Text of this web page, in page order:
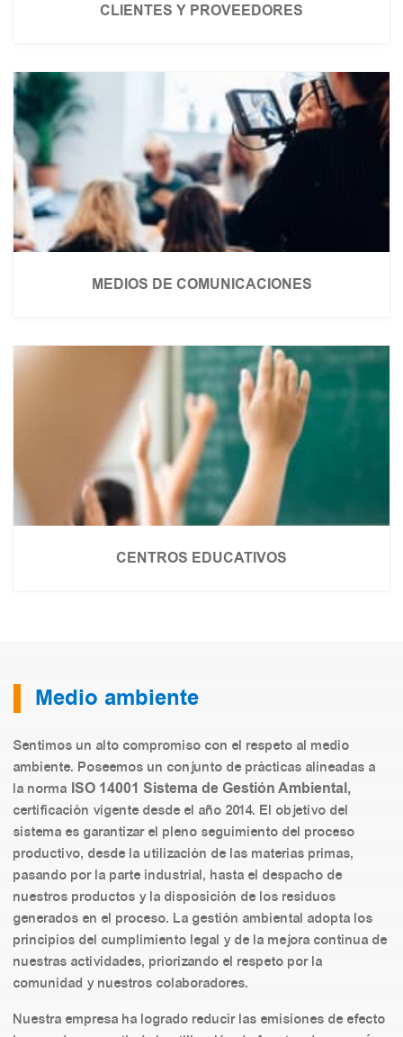
CLIENTES Y PROVEEDORES
MEDIOS DE COMUNICACIONES
CENTROS EDUCATIVOS
Medio ambiente
Sentimos un alto compromiso con el respeto al medio
ambiente. Poseemos un conjunto de prácticas alineadas a
la norma ISO 14001 Sistema de Gestión Ambiental,
certificación vigente desde el año 2014. El objetivo del
sistema es garantizar el pleno seguimiento del proceso
productivo, desde la utilización de las materias primas,
pasando por la parte industrial, hasta el despacho de
nuestros productos y la disposición de los residuos
generados en el proceso. La gestión ambiental adopta los
principios del cumplimiento legal y de la mejora continua de
nuestras actividades, priorizando el respeto por la
comunidad y nuestros colaboradores.
Nuestra empresa ha logrado reducir las emisiones de efecto